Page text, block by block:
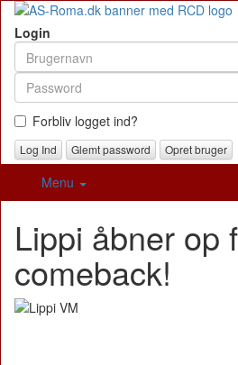
Login
Forbliv logget ind?
Glemt password Opret bruger
Menu
Lippi åbner op
comeback!